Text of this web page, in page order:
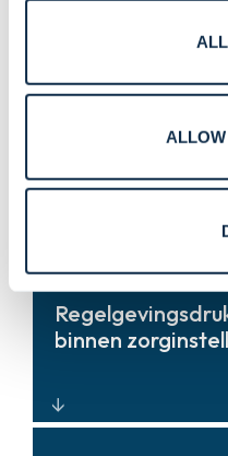
Complexe
Gelaagde
die patiënten,
bezoekers
binnen